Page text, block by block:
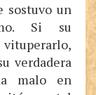
sostuvo un
Si su
verdadera
malo en